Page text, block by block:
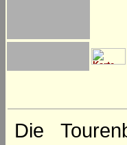
Die